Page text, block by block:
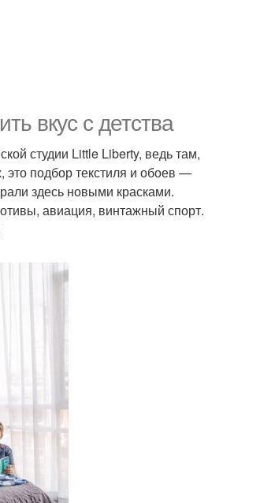
вкус с детства
студии Little Liberty, ведь там,
подбор текстиля и обоев —
здесь новыми красками.
авиация, винтажный спорт.